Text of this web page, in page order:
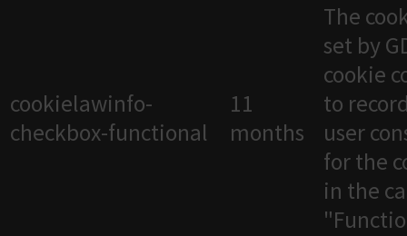
cookielawinfo-
checkbox-functional
11
months
The
set by
cookie
to
user
for the
in the